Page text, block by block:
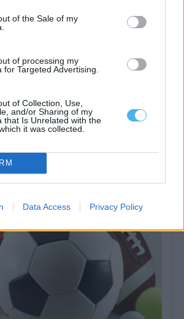
of the Sale of my
of processing my
for Targeted Advertising.
of Collection, Use,
and/or Sharing of my
that Is Unrelated with the
it was collected.
Data Access Privacy Policy
Candeias liderou Portugal no primeiro
por equipas
Candeias chefiou a Seleção Nacional de
o...